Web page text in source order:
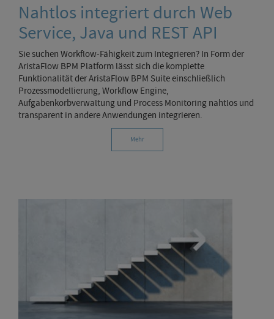
Nahtlos integriert durch Web
Service, Java und REST API
Sie suchen Workflow-Fähigkeit zum Integrieren? In Form der
AristaFlow BPM Platform lässt sich die komplette
Funktionalität der AristaFlow BPM Suite einschließlich
Prozessmodellierung, Workflow Engine,
Aufgabenkorbverwaltung und Process Monitoring nahtlos und
transparent in andere Anwendungen integrieren.
Mehr